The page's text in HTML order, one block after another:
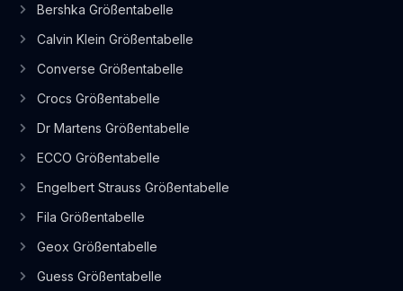
Bershka Größentabelle
Calvin Klein Größentabelle
Converse Größentabelle
Crocs Größentabelle
Dr Martens Größentabelle
ECCO Größentabelle
Engelbert Strauss Größentabelle
Fila Größentabelle
Geox Größentabelle
Guess Größentabelle